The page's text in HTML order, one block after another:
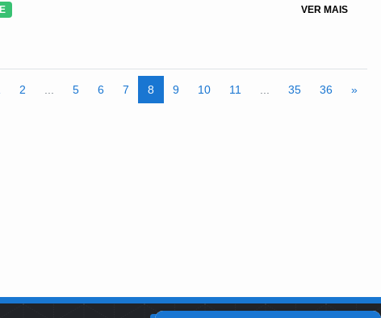
VER MAIS
2 5 6 7 8 9 10 11 35 36 »